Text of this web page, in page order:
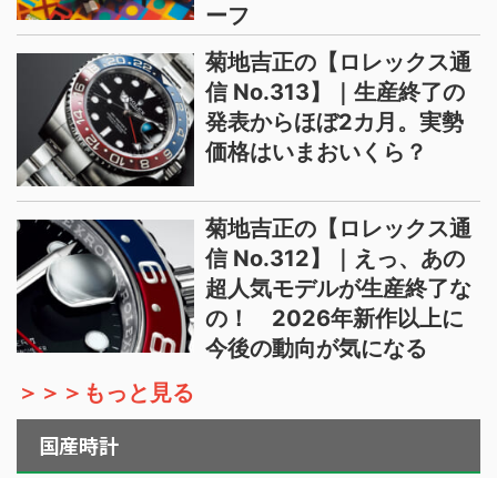
ーフ
菊地吉正の【ロレックス通
信 No.313】｜生産終了の
発表からほぼ2カ月。実勢
価格はいまおいくら？
菊地吉正の【ロレックス通
信 No.312】｜えっ、あの
超人気モデルが生産終了な
の！ 2026年新作以上に
今後の動向が気になる
＞＞＞もっと見る
国産時計